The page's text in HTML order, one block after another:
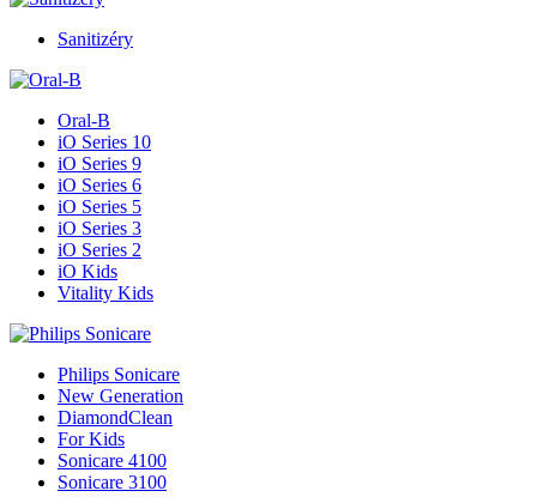
Sanitizéry
Oral-B
iO Series 10
iO Series 9
iO Series 6
iO Series 5
iO Series 3
iO Series 2
iO Kids
Vitality Kids
Philips Sonicare
New Generation
DiamondClean
For Kids
Sonicare 4100
Sonicare 3100